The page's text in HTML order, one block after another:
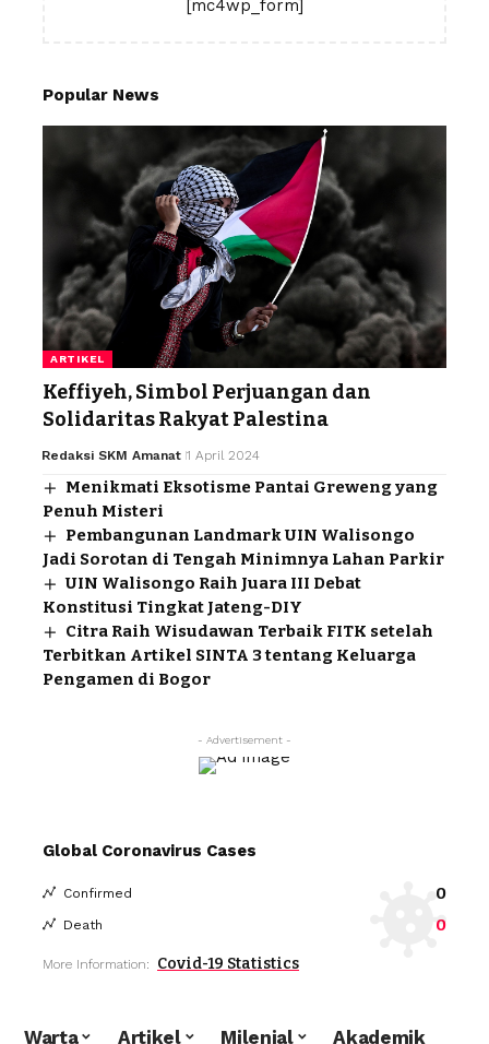
[mc4wp_form]
Popular News
ARTIKEL
Keffiyeh, Simbol Perjuangan dan
Solidaritas Rakyat Palestina
Redaksi SKM Amanat 1 April 2024
Menikmati Eksotisme Pantai Greweng yang
Penuh Misteri
Pembangunan Landmark UIN Walisongo
Jadi Sorotan di Tengah Minimnya Lahan Parkir
UIN Walisongo Raih Juara III Debat
Konstitusi Tingkat Jateng-DIY
Citra Raih Wisudawan Terbaik FITK setelah
Terbitkan Artikel SINTA 3 tentang Keluarga
Pengamen di Bogor
- Advertisement -
Global Coronavirus Cases
Confirmed 0
Death 0
More Information: Covid-19 Statistics
Warta Artikel Milenial Akademik